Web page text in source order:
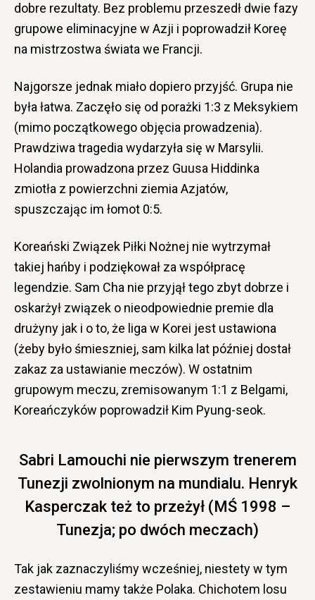
dobre rezultaty. Bez problemu przeszedł dwie fazy
grupowe eliminacyjne w Azji i poprowadził Koreę
na mistrzostwa świata we Francji.
Najgorsze jednak miało dopiero przyjść. Grupa nie
była łatwa. Zaczęło się od porażki 1:3 z Meksykiem
(mimo początkowego objęcia prowadzenia).
Prawdziwa tragedia wydarzyła się w Marsylii.
Holandia prowadzona przez Guusa Hiddinka
zmiotła z powierzchni ziemia Azjatów,
spuszczając im łomot 0:5.
Koreański Związek Piłki Nożnej nie wytrzymał
takiej hańby i podziękował za współpracę
legendzie. Sam Cha nie przyjął tego zbyt dobrze i
oskarżył związek o nieodpowiednie premie dla
drużyny jak i o to, że liga w Korei jest ustawiona
(żeby było śmieszniej, sam kilka lat później dostał
zakaz za ustawianie meczów). W ostatnim
grupowym meczu, zremisowanym 1:1 z Belgami,
Koreańczyków poprowadził Kim Pyung-seok.
Sabri Lamouchi nie pierwszym trenerem
Tunezji zwolnionym na mundialu. Henryk
Kasperczak też to przeżył (MŚ 1998 –
Tunezja; po dwóch meczach)
Tak jak zaznaczyliśmy wcześniej, niestety w tym
zestawieniu mamy także Polaka. Chichotem losu